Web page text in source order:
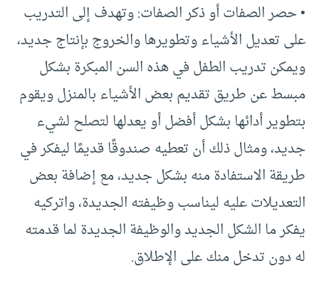
• حصر الصفات أو ذكر الصفات: وتهدف إلى التدريب
على تعديل الأشياء وتطويرها والخروج بإنتاج جديد،
ويمكن تدريب الطفل في هذه السن المبكرة بشكل
مبسط عن طريق تقديم بعض الأشياء بالمنزل ويقوم
بتطوير أدائها بشكل أفضل أو يعدلها لتصلح لشيء
جديد، ومثال ذلك أن تعطيه صندوقًا قديمًا ليفكر في
طريقة الاستفادة منه بشكل جديد، مع إضافة بعض
التعديلات عليه ليناسب وظيفته الجديدة، واتركيه
يفكر ما الشكل الجديد والوظيفة الجديدة لما قدمته
له دون تدخل منك على الإطلاق.